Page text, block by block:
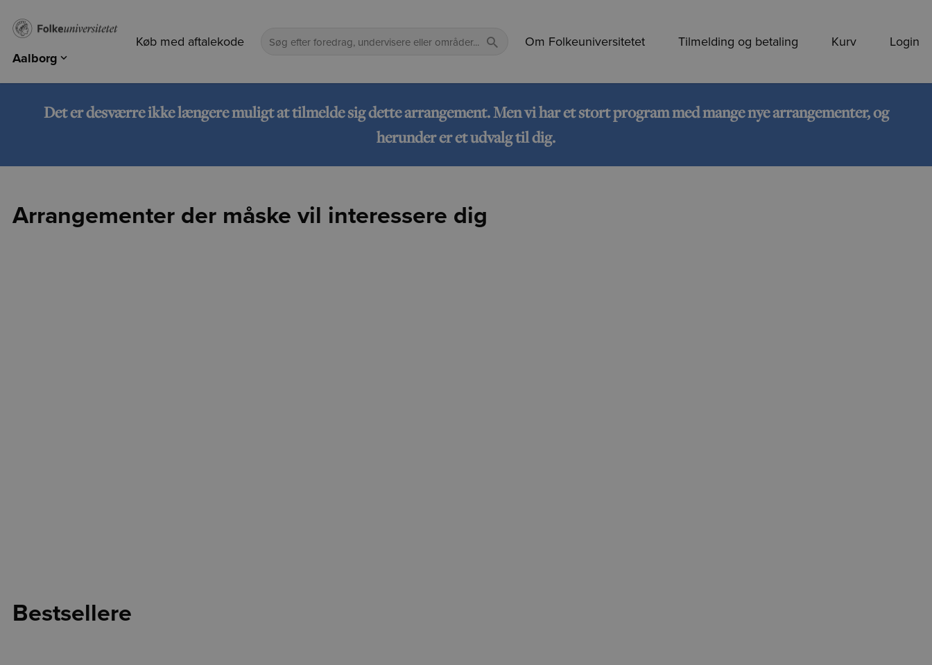
Aalborg
Aalborg
Køb med aftalekode Om Folkeuniversitetet Tilmelding og betaling Kurv Login
Det er desværre ikke længere muligt at tilmelde sig dette arrangement. Men vi har et stort program med mange nye arrangementer, og
herunder er et udvalg til dig.
Arrangementer der måske vil interessere dig
Bestsellere